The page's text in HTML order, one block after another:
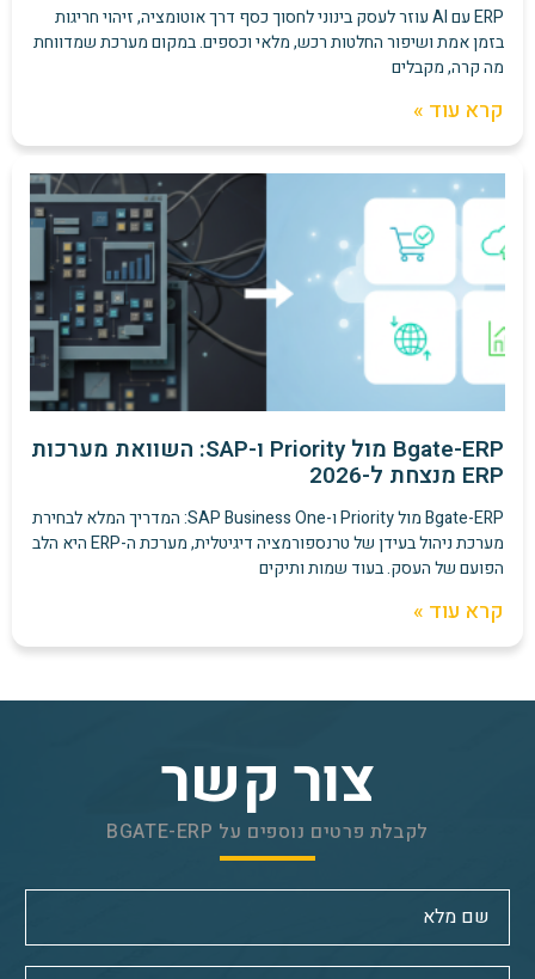
ERP עם AI עוזר לעסק בינוני לחסוך כסף דרך אוטומציה, זיהוי חריגות
בזמן אמת ושיפור החלטות רכש, מלאי וכספים. במקום מערכת שמדווחת
מה קרה, מקבלים
קרא עוד »
Bgate-ERP מול Priority ו-SAP: השוואת מערכות
ERP מנצחת ל-2026
Bgate-ERP מול Priority ו-SAP Business One: המדריך המלא לבחירת
מערכת ניהול בעידן של טרנספורמציה דיגיטלית, מערכת ה-ERP היא הלב
הפועם של העסק. בעוד שמות ותיקים
קרא עוד »
צור קשר
לקבלת פרטים נוספים על BGATE-ERP